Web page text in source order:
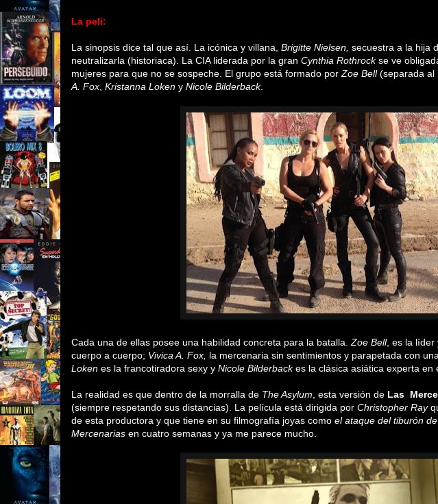
La peli:
La sinopsis dice tal que así. La icónica y villana, Brigitte Nielsen, secuestra a la hija
neutralizarla (historiaca). La CIA liderada por la gran Cynthia Rothrockse ve
mujeres para que no se sospeche. El grupo está formado por Zoe Bell (separada al
A. Fox Kristanna Loken y Nicole Bilderback
Cada una de ellas posee una habilidad concreta para la batalla. Zoe Bell, es la líder
cuerpo a cuerpo; Vivica A. Fox la mercenaria sin sentimientos y parapetada con
Loken es la francotiradora sexy y Nicole Bilderbackes la clásica asiática experta en
La realidad es que dentro de la morralla de The Asylum , esta versión de Las
(siempre respetando sus distancias). La película está dirigida por Christopher Ray
de esta productora y que tiene en su filmografía joyas como el ataque del tiburón
Mercenarias en cuatro semanas y ya me parece mucho.